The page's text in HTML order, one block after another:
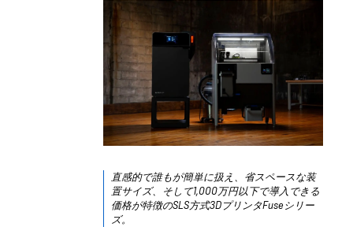
直感的で誰もが簡単に扱え、省スペースな装
置サイズ、そして1,000万円以下で導入できる
価格が特徴のSLS方式3DプリンタFuseシリー
ズ。